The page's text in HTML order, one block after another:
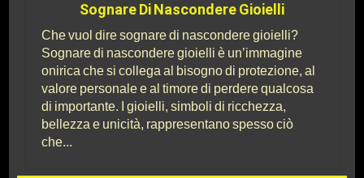
Sognare Di Nascondere Gioielli
Che vuol dire sognare di nascondere gioielli?
Sognare di nascondere gioielli è un’immagine
onirica che si collega al bisogno di protezione, al
valore personale e al timore di perdere qualcosa
di importante. I gioielli, simboli di ricchezza,
bellezza e unicità, rappresentano spesso ciò
che...